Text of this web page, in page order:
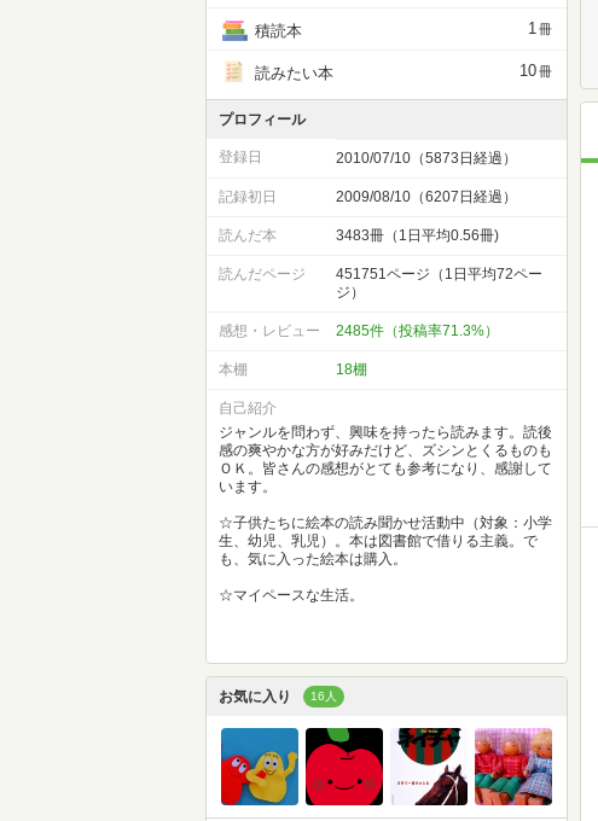
積読本 1冊
読みたい本 10冊
プロフィール
登録日 2010/07/10（5873日経過）
記録初日 2009/08/10（6207日経過）
読んだ本 3483冊（1日平均0.56冊)
読んだページ
451751ページ（1日平均72ペー
ジ）
感想・レビュー 2485件（投稿率71.3%）
本棚 18棚
自己紹介
ジャンルを問わず、興味を持ったら読みます。読後
感の爽やかな方が好みだけど、ズシンとくるものも
ＯＫ。皆さんの感想がとても参考になり、感謝して
います。
☆子供たちに絵本の読み聞かせ活動中（対象：小学
生、幼児、乳児）。本は図書館で借りる主義。で
も、気に入った絵本は購入。
☆マイペースな生活。
お気に入り 16人